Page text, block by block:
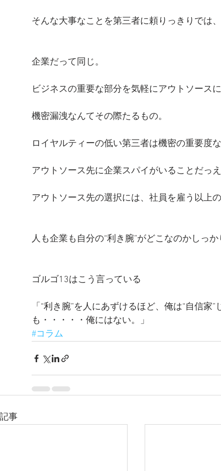
そんな大事なことを第三者に頼りっきりでは、
企業だって同じ。
ビジネスの重要な部分を気軽にアウトソース
機密漏洩なんてその際たるもの。
ロイヤルティーの低い第三者は機密の重要度
アウトソース先に企業スパイがいることだっえ
アウトソース先の選択には、社員を雇う以上の
人も企業も自分の“利き腕”がどこなのかしっか
ゴルゴ13はこう言っている
「“利き腕”を人にあずけるほど、俺は“自信
も・・・・・俺にはない。」
#コラム
事